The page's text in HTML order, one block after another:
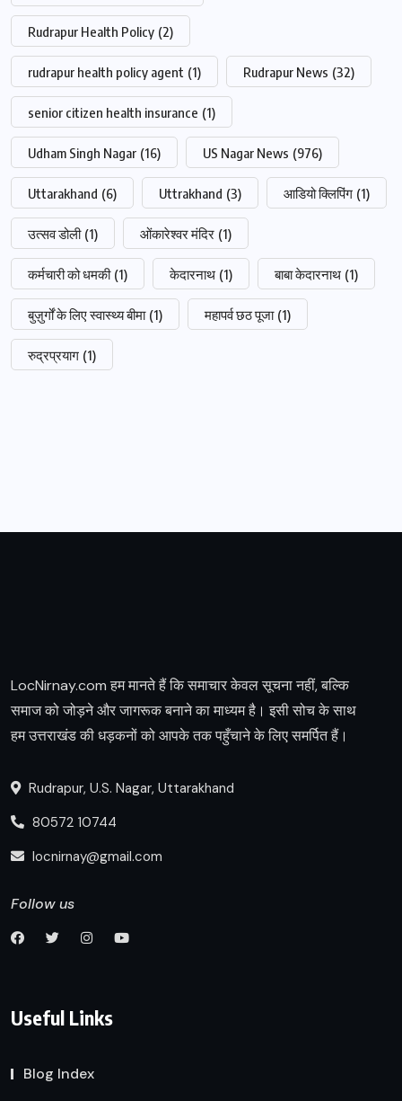
Rudrapur Health Policy (2)
rudrapur health policy agent (1) Rudrapur News (32)
senior citizen health insurance (1)
Udham Singh Nagar (16) US Nagar News (976)
Uttarakhand (6) Uttrakhand (3) आडियो क्लिपिंग (1)
उत्सव डोली (1) ओंकारेश्वर मंदिर (1)
कर्मचारी को धमकी (1) केदारनाथ (1) बाबा केदारनाथ (1)
बुज़ुर्गों के लिए स्वास्थ्य बीमा (1) महापर्व छठ पूजा (1)
रुद्रप्रयाग (1)
LocNirnay.com हम मानते हैं कि समाचार केवल सूचना नहीं, बल्कि
समाज को जोड़ने और जागरूक बनाने का माध्यम है। इसी सोच के साथ
हम उत्तराखंड की धड़कनों को आपके तक पहुँचाने के लिए समर्पित हैं।
Rudrapur, U.S. Nagar, Uttarakhand
80572 10744
locnirnay@gmail.com
Follow us
Useful Links
Blog Index